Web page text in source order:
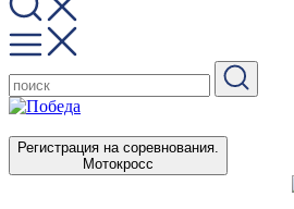
Регистрация на соревнования.
Мотокросс